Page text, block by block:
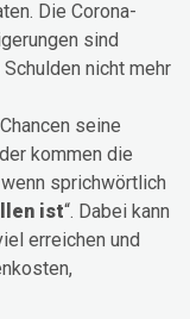
Die Corona-
sind
nicht mehr
seine
kommen die
sprichwörtlich
ist“. Dabei kann
erreichen und